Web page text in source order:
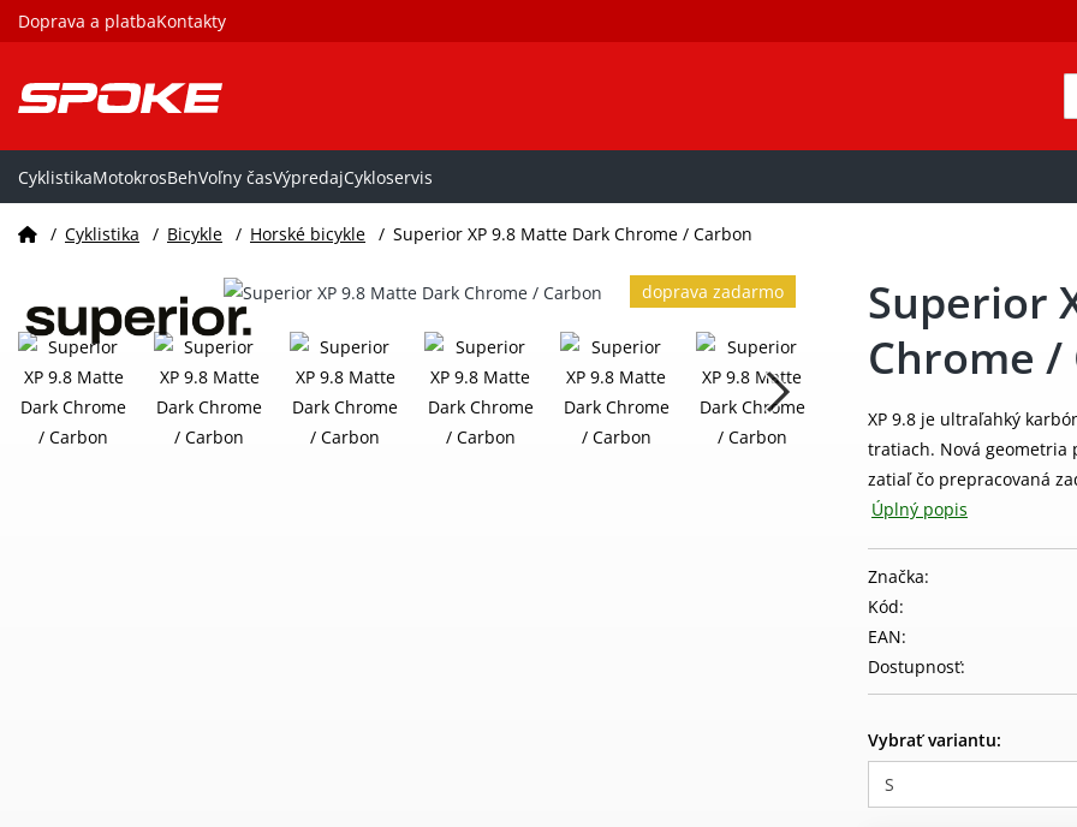
Doprava a platbaKontakty
CyklistikaMotokrosBehVoľny časVýpredajCykloservis
/ Cyklistika / Bicykle / Horské bicykle / Superior XP 9.8 Matte Dark Chrome / Carbon
doprava zadarmo
Superior
Chrome /
XP 9.8 je ultraľahký
tratiach. Nová geometria
zatiaľ čo prepracovaná
Úplný popis
Značka:
Kód:
EAN:
Dostupnosť:
Vybrať variantu:
S